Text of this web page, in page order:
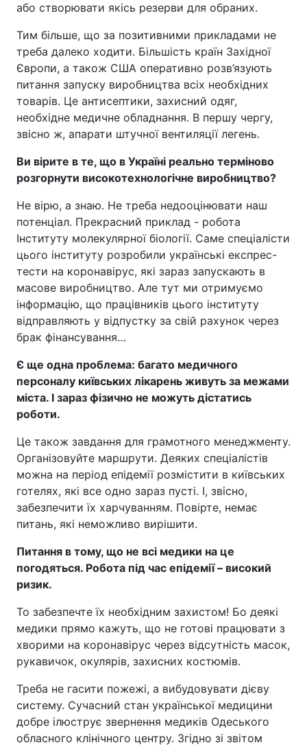
або створювати якісь резерви для обраних.
Тим більше, що за позитивними прикладами не
треба далеко ходити. Більшість країн Західної
Європи, а також США оперативно розв’язують
питання запуску виробництва всіх необхідних
товарів. Це антисептики, захисний одяг,
необхідне медичне обладнання. В першу чергу,
звісно ж, апарати штучної вентиляції легень.
Ви вірите в те, що в Україні реально терміново
розгорнути високотехнологічне виробництво?
Не вірю, а знаю. Не треба недооцінювати наш
потенціал. Прекрасний приклад - робота
Інституту молекулярної біології. Саме спеціалісти
цього інституту розробили українські експрес-
тести на коронавірус, які зараз запускають в
масове виробництво. Але тут ми отримуємо
інформацію, що працівників цього інституту
відправляють у відпустку за свій рахунок через
брак фінансування…
Є ще одна проблема: багато медичного
персоналу київських лікарень живуть за межами
міста. І зараз фізично не можуть дістатись
роботи.
Це також завдання для грамотного менеджменту.
Організовуйте маршрути. Деяких спеціалістів
можна на період епідемії розмістити в київських
готелях, які все одно зараз пусті. І, звісно,
забезпечити їх харчуванням. Повірте, немає
питань, які неможливо вирішити.
Питання в тому, що не всі медики на це
погодяться. Робота під час епідемії – високий
ризик.
То забезпечте їх необхідним захистом! Бо деякі
медики прямо кажуть, що не готові працювати з
хворими на коронавірус через відсутність масок,
рукавичок, окулярів, захисних костюмів.
Треба не гасити пожежі, а вибудовувати дієву
систему. Сучасний стан української медицини
добре ілюструє звернення медиків Одеського
обласного клінічного центру. Згідно зі звітом